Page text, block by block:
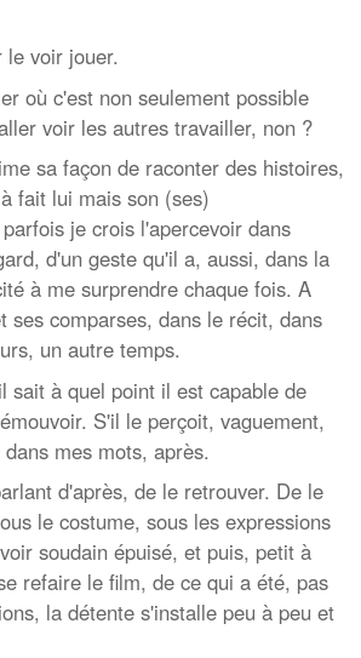
voir jouer.
où c'est non seulement possible
voir les autres travailler, non ?
sa façon de raconter des histoires,
fait lui mais son (ses)
je crois l'apercevoir dans
d'un geste qu'il a, aussi, dans la
à me surprendre chaque fois. A
ses comparses, dans le récit, dans
un autre temps.
sait à quel point il est capable de
S'il le perçoit, vaguement,
mes mots, après.
d'après, de le retrouver. De le
le costume, sous les expressions
soudain épuisé, et puis, petit à
refaire le film, de ce qui a été, pas
la détente s'installe peu à peu et